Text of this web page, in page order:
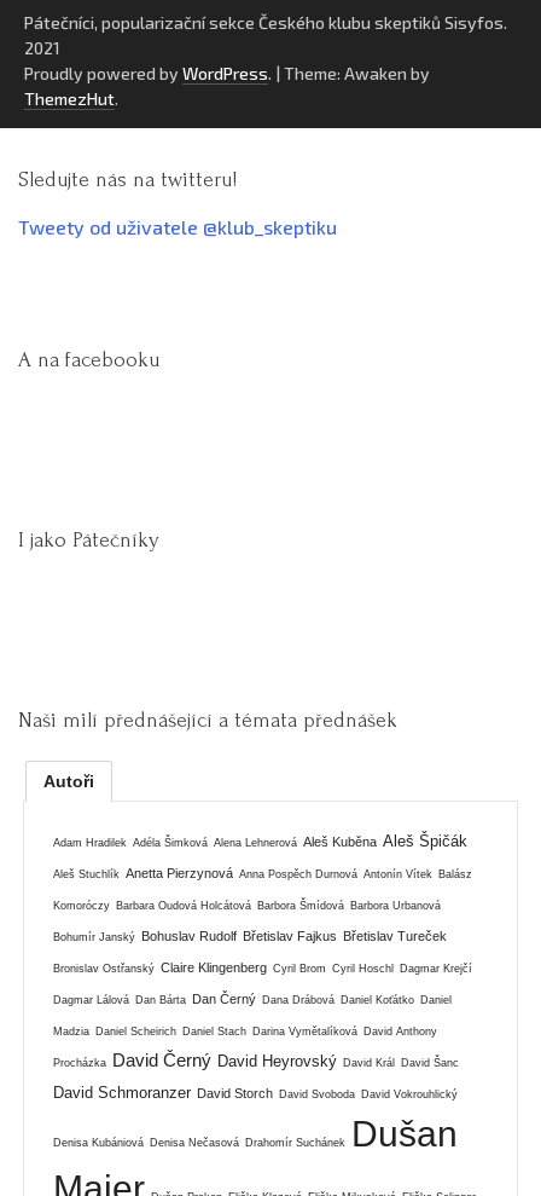
Pátečníci, popularizační sekce Českého klubu skeptiků Sisyfos.
2021
Proudly powered by WordPress. | Theme: Awaken by
ThemezHut.
Sledujte nás na twitteru!
Tweety od uživatele @klub_skeptiku
A na facebooku
I jako Pátečníky
Naši milí přednášející a témata přednášek
Autoři
Adam Hradilek Adéla Šimková Alena Lehnerová Aleš Kuběna Aleš Špičák
Aleš Stuchlík Anetta Pierzynová Anna Pospěch Durnová Antonín Vítek Balász
Komoróczy Barbara Oudová Holcátová Barbora Šmídová Barbora Urbanová
Bohumír Janský Bohuslav Rudolf Břetislav Fajkus Břetislav Tureček
Bronislav Ostřanský Claire Klingenberg Cyril Brom Cyril Hoschl Dagmar Krejčí
Dagmar Lálová Dan Bárta Dan Černý Dana Drábová Daniel Koťátko Daniel
Madzia Daniel Scheirich Daniel Stach Darina Vymětalíková David Anthony
Procházka David Černý David Heyrovský David Král David Šanc
David Schmoranzer David Storch David Svoboda David Vokrouhlický
Denisa Kubániová Denisa Nečasová Drahomír Suchánek
Dušan
Majer